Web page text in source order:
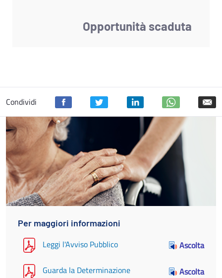
Opportunità scaduta
Condividi
Per maggiori informazioni
Leggi l'Avviso Pubblico Ascolta
Guarda la Determinazione Ascolta